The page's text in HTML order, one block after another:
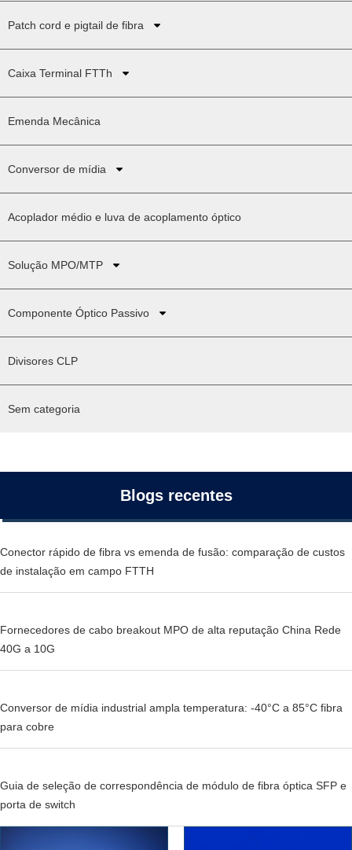
Patch cord e pigtail de fibra
Caixa Terminal FTTh
Emenda Mecânica
Conversor de mídia
Acoplador médio e luva de acoplamento óptico
Solução MPO/MTP
Componente Óptico Passivo
Divisores CLP
Sem categoria
Blogs recentes
Conector rápido de fibra vs emenda de fusão: comparação de custos
de instalação em campo FTTH
Fornecedores de cabo breakout MPO de alta reputação China Rede
40G a 10G
Conversor de mídia industrial ampla temperatura: -40°C a 85°C fibra
para cobre
Guia de seleção de correspondência de módulo de fibra óptica SFP e
porta de switch